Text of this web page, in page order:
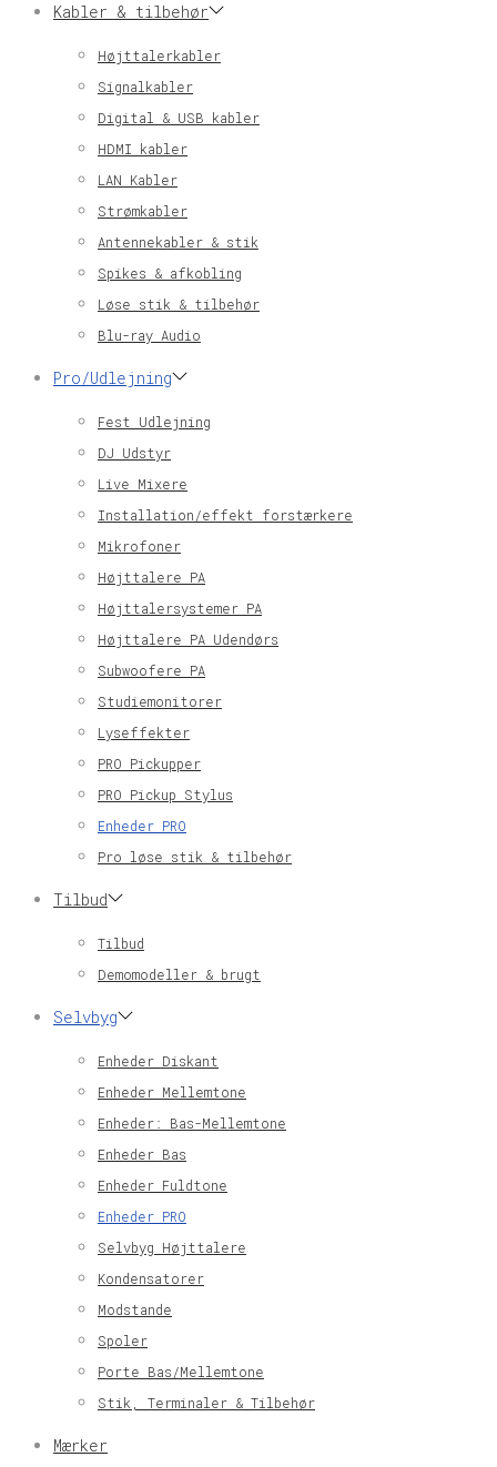
Kabler & tilbehør
Højttalerkabler
Signalkabler
Digital & USB kabler
HDMI kabler
LAN Kabler
Strømkabler
Antennekabler & stik
Spikes & afkobling
Løse stik & tilbehør
Blu-ray Audio
Pro/Udlejning
Fest Udlejning
DJ Udstyr
Live Mixere
Installation/effekt forstærkere
Mikrofoner
Højttalere PA
Højttalersystemer PA
Højttalere PA Udendørs
Subwoofere PA
Studiemonitorer
Lyseffekter
PRO Pickupper
PRO Pickup Stylus
Enheder PRO
Pro løse stik & tilbehør
Tilbud
Tilbud
Demomodeller & brugt
Selvbyg
Enheder Diskant
Enheder Mellemtone
Enheder: Bas-Mellemtone
Enheder Bas
Enheder Fuldtone
Enheder PRO
Selvbyg Højttalere
Kondensatorer
Modstande
Spoler
Porte Bas/Mellemtone
Stik, Terminaler & Tilbehør
Mærker